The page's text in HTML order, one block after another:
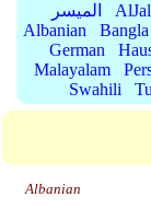
الميسر
Albanian
Bangla
German
Malayalam
Swahili
Albanian